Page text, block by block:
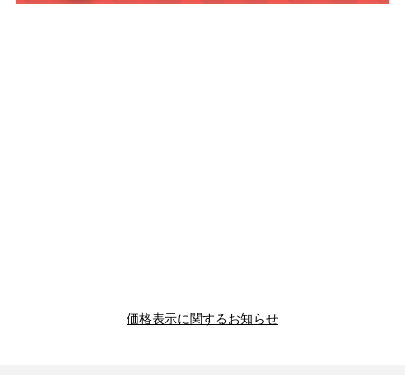
価格表示に関するお知らせ